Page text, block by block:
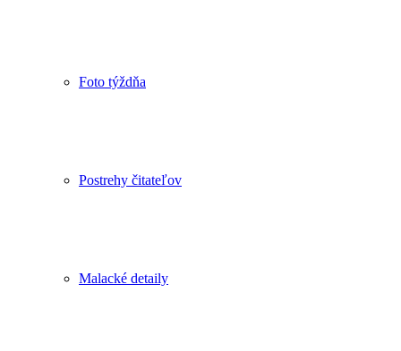
Foto týždňa
Postrehy čitateľov
Malacké detaily